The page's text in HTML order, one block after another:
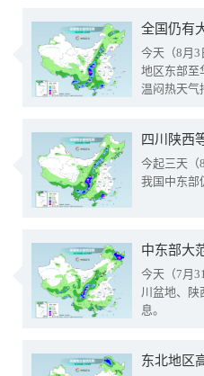
全国仍有
今天（8月
地区东部至
温闷热天气
今起三天（
我国中东部
中东部大
今天（7月
川盆地、陕
息。
东北地区